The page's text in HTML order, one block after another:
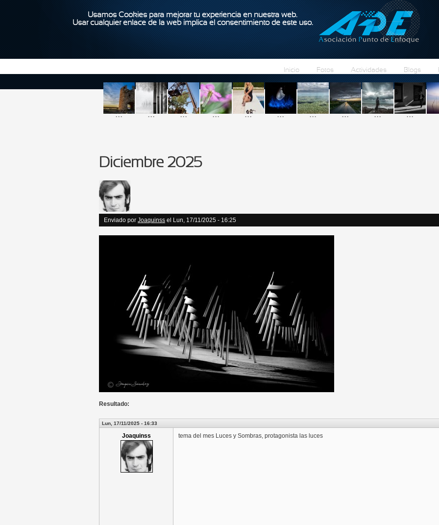
Usamos Cookies para mejorar tu experiencia en nuestra web.
Usar cualquier enlace de la web implica el consentimiento de este uso.
Pasar al contenido principal
Inicio Fotos Actividades Blogs
... ... ... ... ... ... ... ... ... ...
Diciembre 2025
Enviado por Joaquinss el Lun, 17/11/2025 - 16:25
Resultado:
Lun, 17/11/2025 - 16:33
Joaquinss tema del mes Luces y Sombras, protagonista las luces